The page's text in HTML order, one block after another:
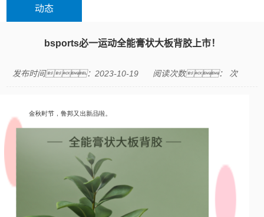
动态
bsports必一运动全能膏状大板背胶上市！
发布时间：2023-10-19 阅读次数： 次